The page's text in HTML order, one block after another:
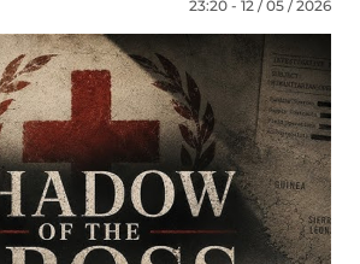
23:20 - 12 / 05 / 2026